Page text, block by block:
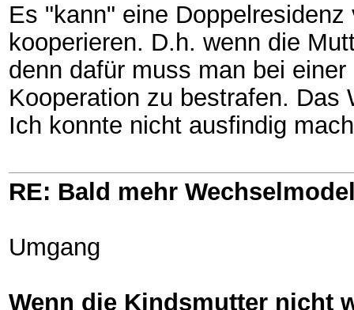
Es "kann" eine
kooperieren. D.h. wenn die
denn dafür muss man bei
Kooperation zu bestrafen. Das
Ich konnte nicht ausfindig
RE: Bald mehr
Umgang
Wenn die Kindsmutter nicht